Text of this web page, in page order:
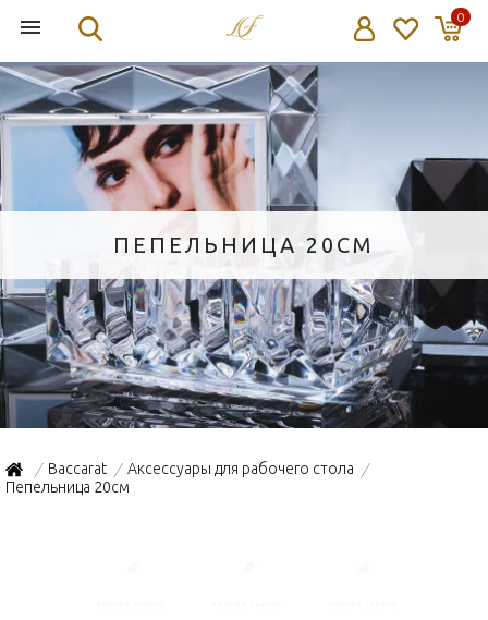
0
ПЕПЕЛЬНИЦА 20СМ
/ Baccarat / Аксессуары для рабочего стола /
Пепельница 20см